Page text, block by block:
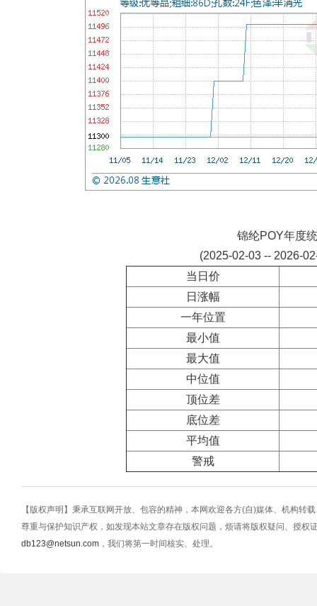
锦纶POY年度
(2025-02-03 -- 2026-
当日价
日涨幅
一年位置
最小值
最大值
中位值
顶位差
底位差
平均值
警戒
【版权声明】秉承互联网开放、包容的精神，本网欢迎各方(自)媒体、机构转
尊重与保护知识产权，如发现本站文章存在版权问题，烦请将版权疑问、授权
db123@netsun.com ，我们将第一时间核实、处理。